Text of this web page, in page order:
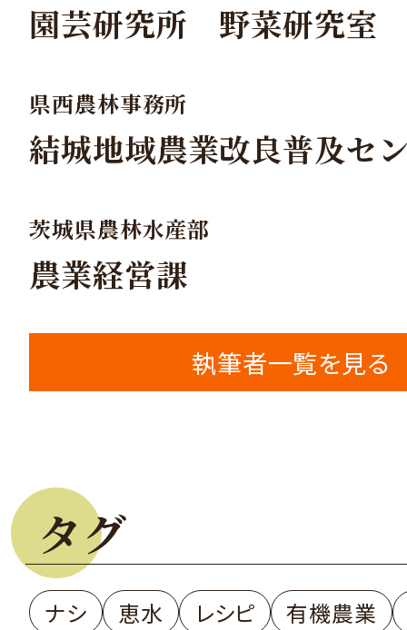
園芸研究所 野菜研究室
県西農林事務所
結城地域農業改良普及セ
茨城県農林水産部
農業経営課
執筆者一覧を見る
タグ
ナシ 恵水 レシピ
有機農業